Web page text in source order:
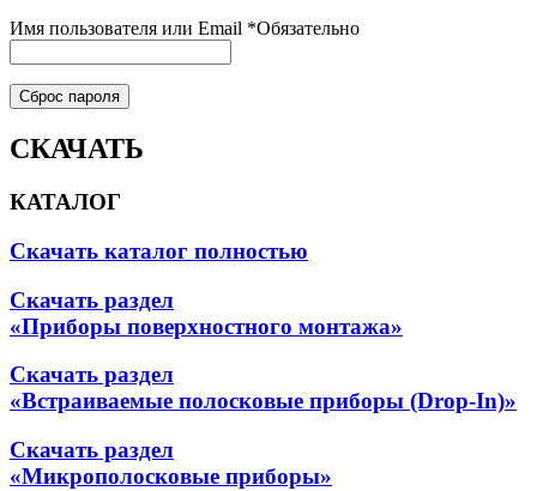
Имя пользователя или Email *Обязательно
Сброс пароля
СКАЧАТЬ
КАТАЛОГ
Скачать каталог полностью
Скачать раздел
«Приборы поверхностного монтажа»
Скачать раздел
«Встраиваемые полосковые приборы (Drop-In)»
Скачать раздел
«Микрополосковые приборы»